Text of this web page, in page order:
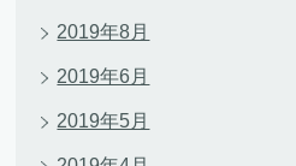
2019年8月
2019年6月
2019年5月